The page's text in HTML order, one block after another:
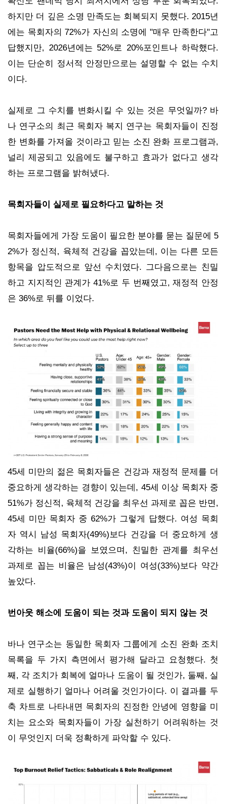
하지만 더 깊은 소명 만족도는 회복되지 못했다. 2015년
에는 목회자의 72%가 자신의 소명에 "매우 만족한다"고
답했지만, 2026년에는 52%로 20%포인트나 하락했다.
이는 단순히 정서적 안정만으로는 설명할 수 없는 수치
이다.
실제로 그 수치를 변화시킬 수 있는 것은 무엇일까? 바
나 연구소의 최근 목회자 복지 연구는 목회자들이 진정
한 변화를 가져올 것이라고 믿는 소진 완화 프로그램과,
널리 제공되고 있음에도 불구하고 효과가 없다고 생각
하는 프로그램을 밝혀냈다.
목회자들이 실제로 필요하다고 말하는 것
목회자들에게 가장 도움이 필요한 분야를 묻는 질문에 5
2%가 정신적, 육체적 건강을 꼽았는데, 이는 다른 모든
항목을 압도적으로 앞선 수치였다. 그다음으로는 친밀
하고 지지적인 관계가 41%로 두 번째였고, 재정적 안정
은 36%로 뒤를 이었다.
45세 미만의 젊은 목회자들은 건강과 재정적 문제를 더
중요하게 생각하는 경향이 있는데, 45세 이상 목회자 중
51%가 정신적, 육체적 건강을 최우선 과제로 꼽은 반면,
45세 미만 목회자 중 62%가 그렇게 답했다. 여성 목회
자 역시 남성 목회자(49%)보다 건강을 더 중요하게 생
각하는 비율(66%)을 보였으며, 친밀한 관계를 최우선
과제로 꼽는 비율은 남성(43%)이 여성(33%)보다 약간
높았다.
번아웃 해소에 도움이 되는 것과 도움이 되지 않는 것
바나 연구소는 동일한 목회자 그룹에게 소진 완화 조치
목록을 두 가지 측면에서 평가해 달라고 요청했다. 첫
째, 각 조치가 회복에 얼마나 도움이 될 것인가, 둘째, 실
제로 실행하기 얼마나 어려울 것인가이다. 이 결과를 두
축 차트로 나타내면 목회자의 진정한 안녕에 영향을 미
치는 요소와 목회자들이 가장 실천하기 어려워하는 것
이 무엇인지 더욱 정확하게 파악할 수 있다.